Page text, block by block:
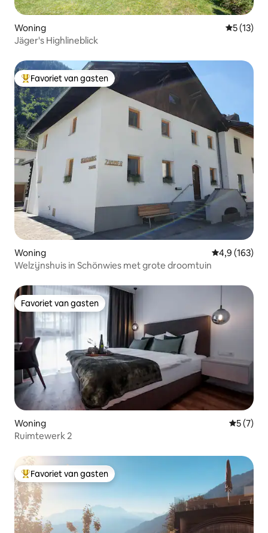
Woning
5 (13)
Jäger's Highlineblick
Topfavoriet van gasten
Favoriet van gasten
Woning Gemiddelde
4,9 (163)
Welzijnshuis in Schönwies met grote droomtuin
Favoriet van gasten
Favoriet van gasten
Woning
5 (7)
Ruimtewerk 2
Topfavoriet van gasten
Favoriet van gasten